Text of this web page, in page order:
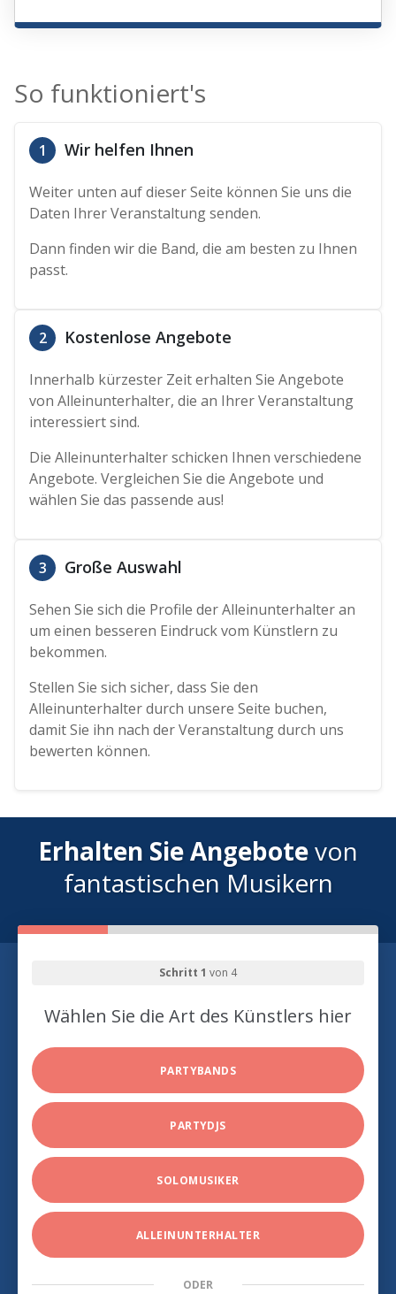
So funktioniert's
1 Wir helfen Ihnen
Weiter unten auf dieser Seite können Sie uns die
Daten Ihrer Veranstaltung senden.
Dann finden wir die Band, die am besten zu Ihnen
passt.
2 Kostenlose Angebote
Innerhalb kürzester Zeit erhalten Sie Angebote
von Alleinunterhalter, die an Ihrer Veranstaltung
interessiert sind.
Die Alleinunterhalter schicken Ihnen verschiedene
Angebote. Vergleichen Sie die Angebote und
wählen Sie das passende aus!
3 Große Auswahl
Sehen Sie sich die Profile der Alleinunterhalter an
um einen besseren Eindruck vom Künstlern zu
bekommen.
Stellen Sie sich sicher, dass Sie den
Alleinunterhalter durch unsere Seite buchen,
damit Sie ihn nach der Veranstaltung durch uns
bewerten können.
Erhalten Sie Angebotevon
fantastischen Musikern
Schritt 1 von 4
Wählen Sie die Art des Künstlers hier
PARTYBANDS
PARTYDJS
SOLOMUSIKER
ALLEINUNTERHALTER
ODER